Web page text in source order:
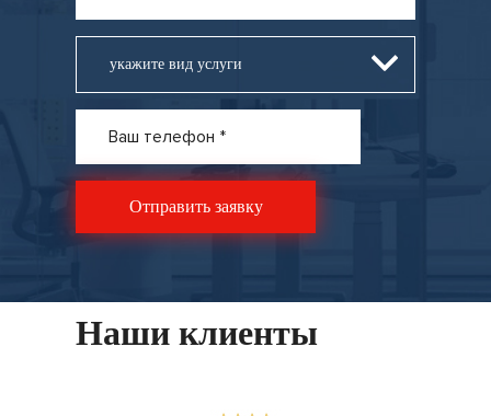
укажите вид услуги
Наши клиенты